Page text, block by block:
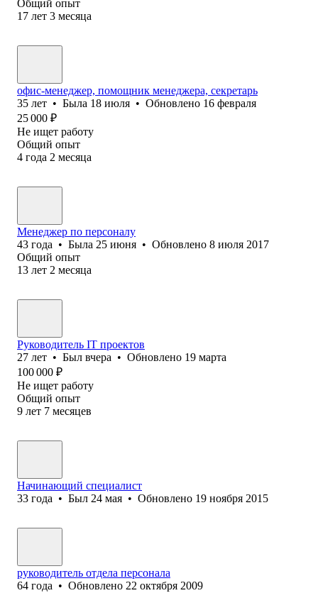
Общий опыт
17 лет 3 месяца
офис-менеджер, помощник менеджера, секретарь
35 лет • Была 18 июля • Обновлено 16 февраля
25 000 ₽
Не ищет работу
Общий опыт
4 года 2 месяца
Менеджер по персоналу
43 года • Была 25 июня • Обновлено 8 июля 2017
Общий опыт
13 лет 2 месяца
Руководитель IT проектов
27 лет • Был вчера • Обновлено 19 марта
100 000 ₽
Не ищет работу
Общий опыт
9 лет 7 месяцев
Начинающий специалист
33 года • Был 24 мая • Обновлено 19 ноября 2015
руководитель отдела персонала
64 года • Обновлено 22 октября 2009